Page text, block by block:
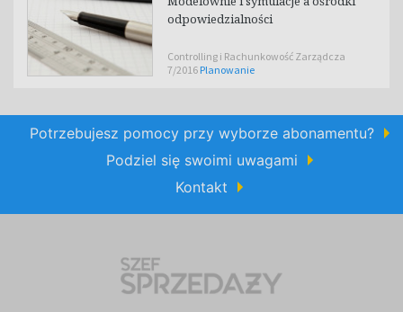
odpowiedzialności
Controlling i Rachunkowość Zarządcza
7/2016 Planowanie
Potrzebujesz pomocy przy wyborze abonamentu?
Podziel się swoimi uwagami
Kontakt